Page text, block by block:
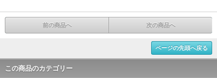
前の商品へ 次の商品へ
ページの先頭へ戻る
この商品のカテゴリー